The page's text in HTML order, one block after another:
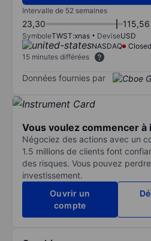
Intervalle de 52 semaines
23,30 115,56
SymboleTWST:xnas DeviseUSD
NASDAQ
Closed
15 minutes différées
Données fournies par
Vous voulez commencer à
Négociez des actions avec un
1.5 millions de clients font
des risques. Vous pouvez
investissement.
Ouvrir un
compte